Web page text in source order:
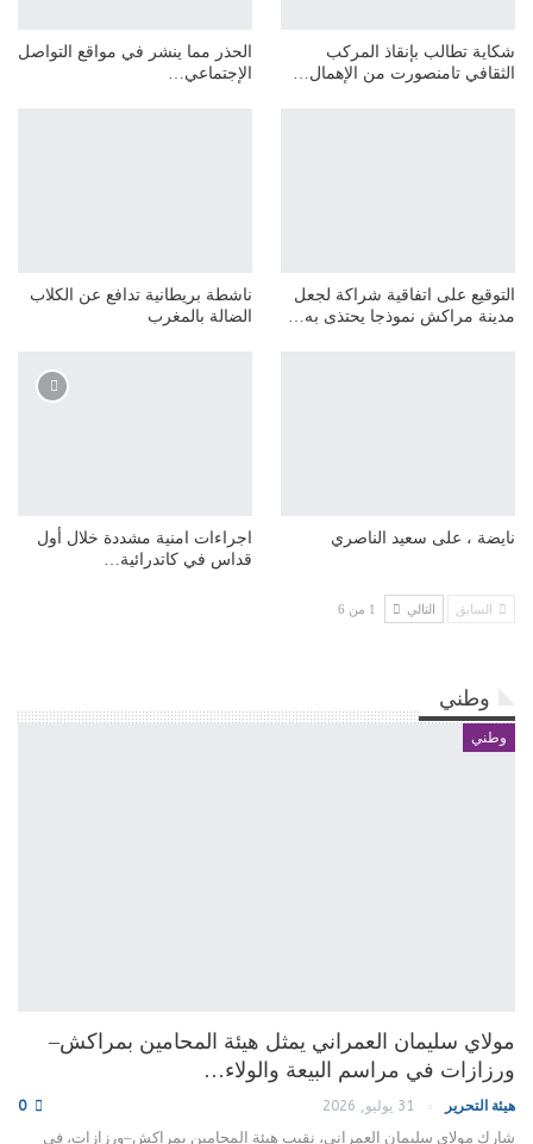
شكاية تطالب بإنقاذ المركب
الثقافي تامنصورت من الإهمال…
الحذر مما ينشر في مواقع التواصل
الإجتماعي…
التوقيع على اتفاقية شراكة لجعل
مدينة مراكش نموذجا يحتذى به…
ناشطة بريطانية تدافع عن الكلاب
الضالة بالمغرب
نايضة ، على سعيد الناصري
اجراءات امنية مشددة خلال أول
قداس في كاتدرائية…
السابق التالي 1 من 6
وطني
وطني
مولاي سليمان العمراني يمثل هيئة المحامين بمراكش–
ورزازات في مراسم البيعة والولاء…
هيئة التحرير 31 يوليو, 2026 0
شارك مولاي سليمان العمراني، نقيب هيئة المحامين بمراكش–ورزازات، في